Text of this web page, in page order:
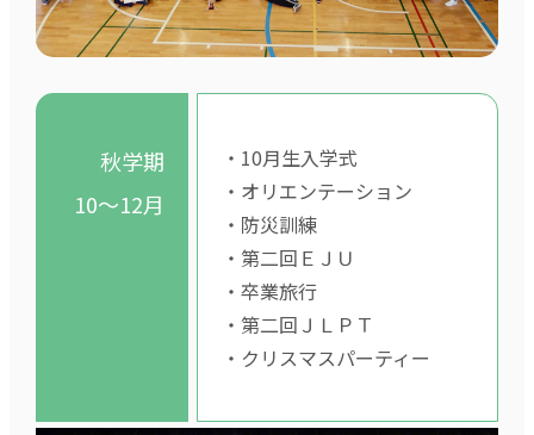
秋学期
10～12月
・10月生入学式
・オリエンテーション
・防災訓練
・第二回ＥＪＵ
・卒業旅行
・第二回ＪＬＰＴ
・クリスマスパーティー